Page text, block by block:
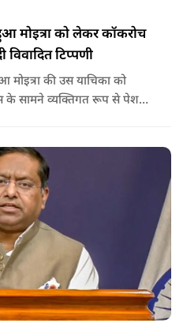
मोइत्रा को लेकर कॉकरोच
टिप्पणी
के सामने व्यक्तिगत रूप से पेश